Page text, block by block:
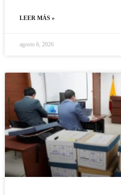
LEER MÁS »
agosto 6, 2026